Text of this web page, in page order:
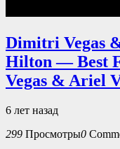
Dimitri Vegas
Hilton — Best
Vegas & Ariel
6 лет назад
299 Просмотры0